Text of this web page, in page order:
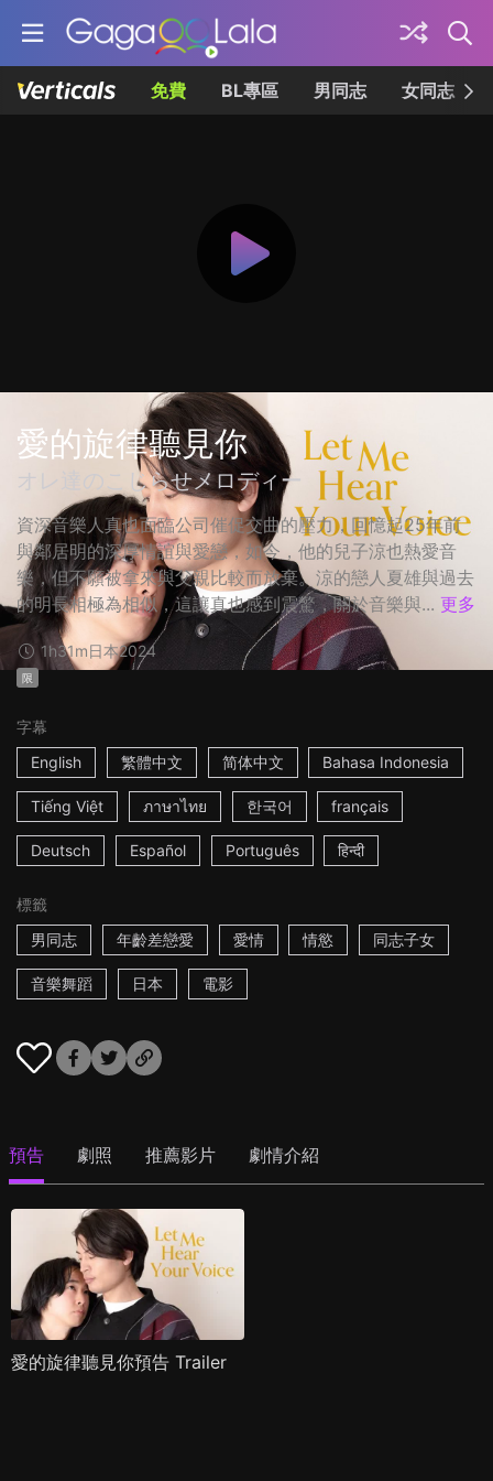
免費 BL專區 男同志 女同志
愛的旋律聽見你
オレ達のこじらせメロディー
資深音樂人真也面臨公司催促交曲的壓力，回憶起25年前
與鄰居明的深厚情誼與愛戀，如今，他的兒子涼也熱愛音
樂，但不願被拿來與父親比較而放棄。涼的戀人夏雄與過去
的明長相極為相似，這讓真也感到震驚，關於音樂與... 更多
1h31m日本2024
限
字幕
English
繁體中文 简体中文 Bahasa Indonesia
Tiếng Việt ภาษาไทย 한국어 français
Deutsch Español Português हिन्दी
標籤
男同志
年齡差戀愛 愛情 情慾 同志子女
音樂舞蹈 日本 電影
預告 劇照 推薦影片 劇情介紹
愛的旋律聽見你預告 Trailer